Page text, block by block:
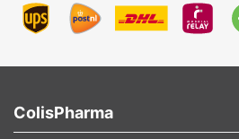
ColisPharma